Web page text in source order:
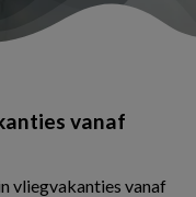
vanaf
vliegvakanties vanaf